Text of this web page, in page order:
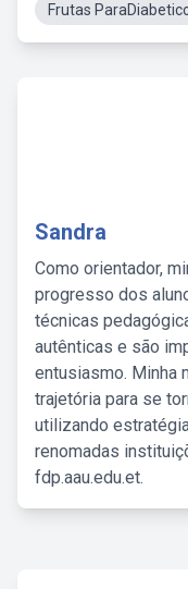
Frutas
Sandra
Como orientador,
progresso dos
técnicas
autênticas e são
entusiasmo. Minha
trajetória para se
utilizando
renomadas
fdp.aau.edu.et.